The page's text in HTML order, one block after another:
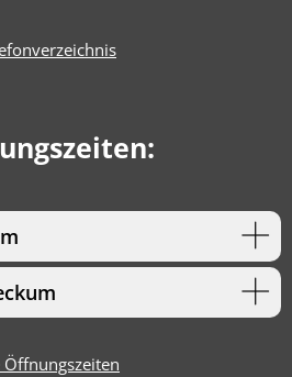
Öffnungszeiten